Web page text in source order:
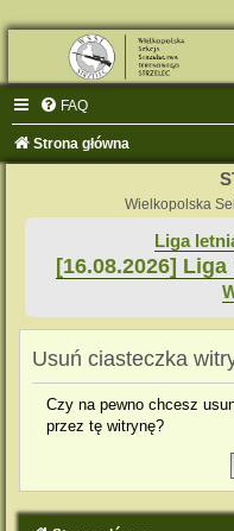
FAQ
Strona główna
Wielkopolska
Liga
[16.08.2026]
Usuń ciasteczka
Czy na pewno chcesz
przez tę witrynę?